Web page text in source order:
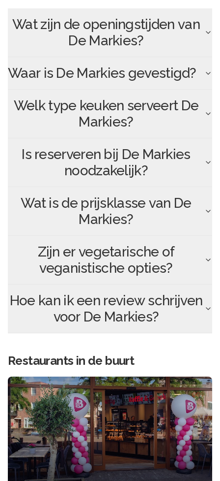
Wat zijn de openingstijden van
De Markies?
Waar is De Markies gevestigd?
Welk type keuken serveert De
Markies?
Is reserveren bij De Markies
noodzakelijk?
Wat is de prijsklasse van De
Markies?
Zijn er vegetarische of
veganistische opties?
Hoe kan ik een review schrijven
voor De Markies?
Restaurants in de buurt